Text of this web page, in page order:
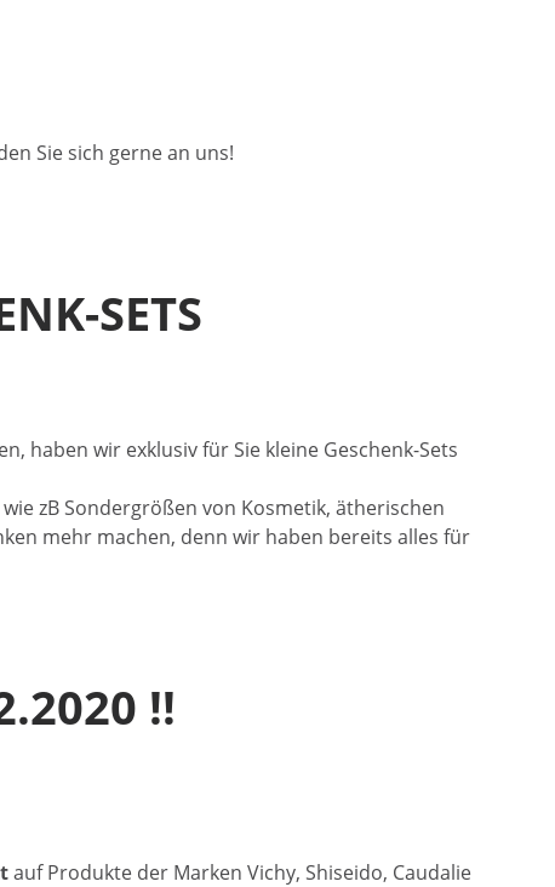
Sie sich gerne an uns!
SETS
haben wir exklusiv für Sie kleine Geschenk-Sets
zB Sondergrößen von Kosmetik, ätherischen
mehr machen, denn wir haben bereits alles für
!!
auf Produkte der Marken Vichy, Shiseido, Caudalie